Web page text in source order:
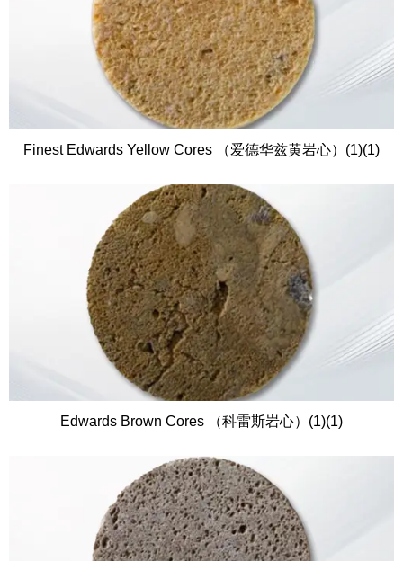
Finest Edwards Yellow Cores （爱德华兹黄岩心）(1)(1)
Edwards Brown Cores （科雷斯岩心）(1)(1)